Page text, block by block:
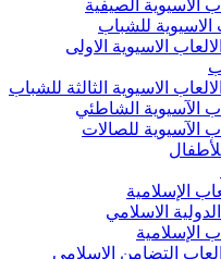
الآسيوية الصيفية
الاسيوية للشباب
الاسيوية الاولى
الاسيوية الثالثة للشباب
الآسيوية الشاطئي
الآسيوية للصالات
الإسلامية
الاسلامي
الإسلامية
التضامن الاسلامي